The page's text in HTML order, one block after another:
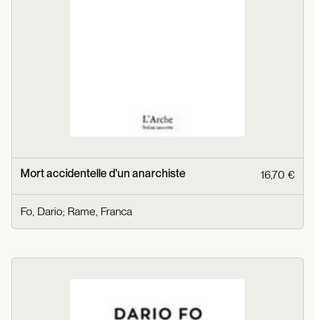
Mort accidentelle d'un anarchiste 16,70 €
Fo, Dario; Rame, Franca